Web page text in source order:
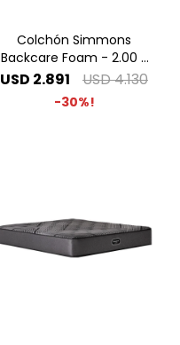
Colchón Simmons
Backcare Foam - 2.00 x
2.00 Super King
USD 2.891 USD4.130
30